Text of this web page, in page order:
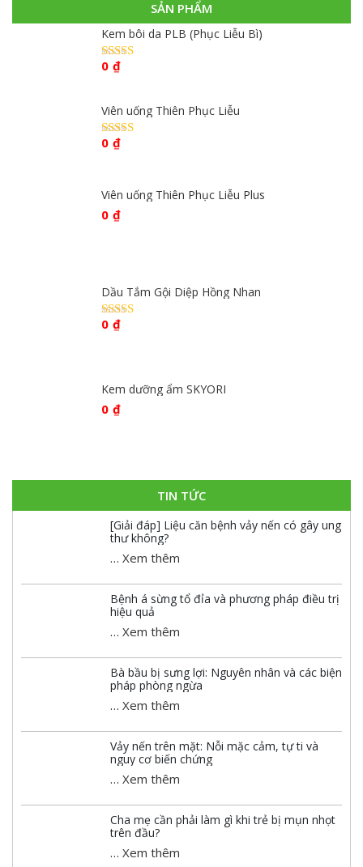
SẢN PHẨM
Kem bôi da PLB (Phục Liễu Bì)
Được xếp
0 ₫
Viên uống Thiên Phục Liễu
Được xếp
0 ₫
Viên uống Thiên Phục Liễu Plus
0 ₫
Dầu Tắm Gội Diệp Hồng Nhan
Được xếp
0 ₫
Kem dưỡng ẩm SKYORI
0 ₫
TIN TỨC
[Giải đáp] Liệu căn bệnh vảy nến có gây ung
thư không?
… Xem thêm
Bệnh á sừng tổ đỉa và phương pháp điều trị
hiệu quả
… Xem thêm
Bà bầu bị sưng lợi: Nguyên nhân và các biện
pháp phòng ngừa
… Xem thêm
Vảy nến trên mặt: Nỗi mặc cảm, tự ti và
nguy cơ biến chứng
… Xem thêm
Cha mẹ cần phải làm gì khi trẻ bị mụn nhọt
trên đầu?
… Xem thêm